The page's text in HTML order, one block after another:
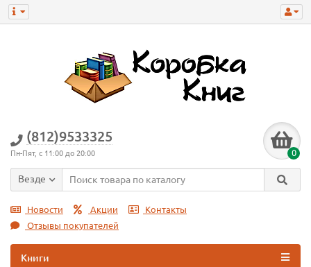
(812)9533325
Пн-Пят, с 11:00 до 20:00 0
Везде
Новости Акции
Контакты
Отзывы покупателей
Книги